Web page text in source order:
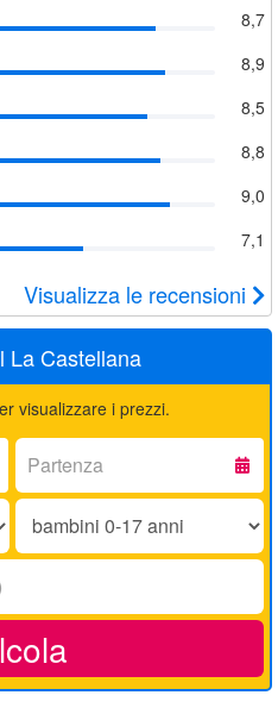
8,7
8,9
8,5
8,8
9,0
7,1
Visualizza le recensioni
La Castellana
visualizzare i prezzi.
Partenza:
Bambini
17